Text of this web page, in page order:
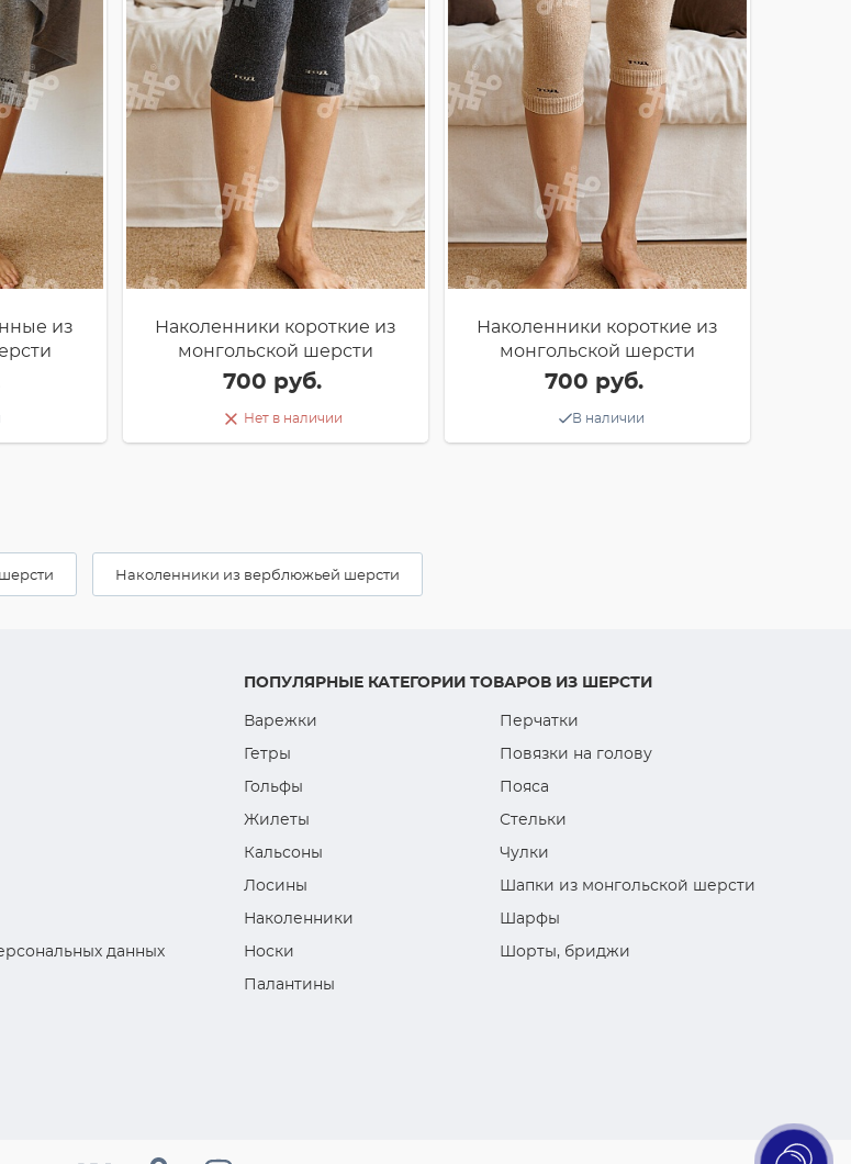
из
Наколенники короткие из
монгольской шерсти
700 руб.
Нет в наличии
Наколенники короткие из
монгольской шерсти
700 руб.
В наличии
Наколенники из верблюжьей шерсти
данных
ПОПУЛЯРНЫЕ КАТЕГОРИИ ТОВАРОВ ИЗ ШЕРСТИ
Варежки
Перчатки
Гетры
Повязки на голову
Гольфы
Пояса
Жилеты
Стельки
Кальсоны
Чулки
Лосины
Шапки из монгольской шерсти
Наколенники
Шарфы
Носки
Шорты, бриджи
Палантины